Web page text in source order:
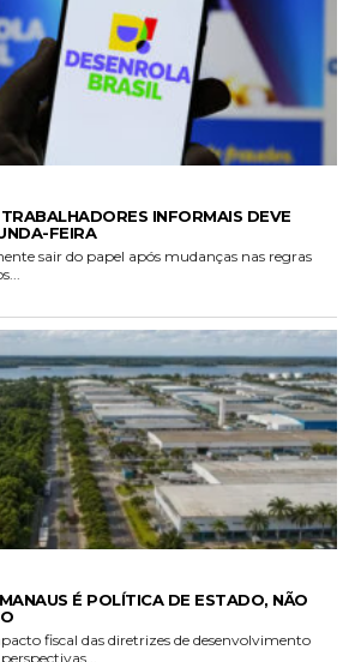
INFORMAIS DEVE
FEIRA
sair do papel após mudanças nas regras
É POLÍTICA DE ESTADO, NÃO
fiscal das diretrizes de desenvolvimento